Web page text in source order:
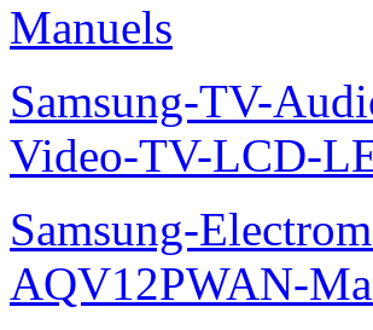
Manuels
Samsung-TV-
Video-TV-LCD-
Samsung-
AQV12PWAN-